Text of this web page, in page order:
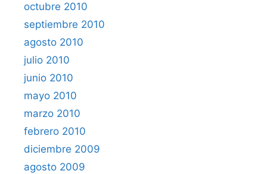
octubre 2010
septiembre 2010
agosto 2010
julio 2010
junio 2010
mayo 2010
marzo 2010
febrero 2010
diciembre 2009
agosto 2009